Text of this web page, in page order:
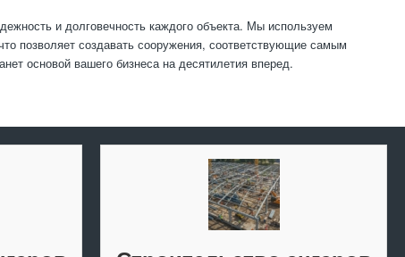
и долговечность каждого объекта. Мы используем
позволяет создавать сооружения, соответствующие самым
основой вашего бизнеса на десятилетия вперед.